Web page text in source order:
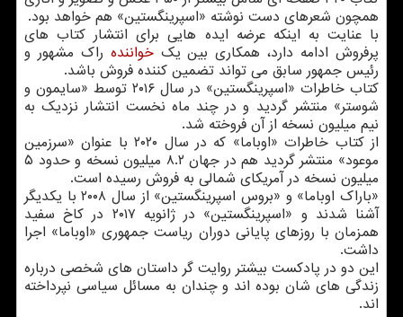
همچون شعرهای دست نوشته «اسپرینگستین» هم خواهد بود.
با عنایت به اینکه عرضه ایده هایی برای انتشار کتاب های
پرفروش ادامه دارد، همکاری بین یکخواننده راک مشهور و
رئیس جمهور سابق می تواند تضمین کننده فروش باشد.
کتاب خاطرات «اسپرینگستین» در سال ۲۰۱۶ توسط «سایمون و
شوستر» منتشر گردید و در چند ماه نخست انتشار نزدیک به
نیم میلیون نسخه از آن فروخته شد.
از کتاب خاطرات «اوباما» که در سال ۲۰۲۰ با عنوان «سرزمین
موعود» منتشر گردید هم در جهان ۸.۲ میلیون نسخه و حدود ۵
میلیون نسخه در آمریکای شمالی به فروش رسیده است.
«باراک اوباما» و «بروس اسپرینگستین» از سال ۲۰۰۸ با یکدیگر
آشنا شدند و «اسپرینگستین» در ژانویه ۲۰۱۷ در کاخ سفید
همزمان با روزهای پایانی دوران ریاست جمهوری «اوباما» اجرا
داشت.
این دو در پادکست بیشتر روایت گر داستان های شخصی درباره
زندگی های شان بوده اند و چندان به مسائل سیاسی نپرداخته
اند.